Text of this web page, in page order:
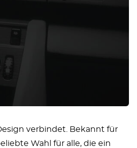
verbindet. Bekannt für
Wahl für alle, die ein